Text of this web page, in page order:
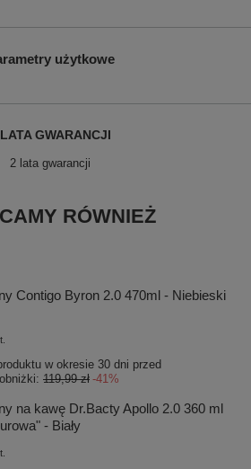
użytkowe
GWARANCJI
2 lata gwarancji
RÓWNIEŻ
Contigo Byron 2.0 470ml - Niebieski
w okresie 30 dni przed
119,99 zł -41%
na kawę Dr.Bacty Apollo 2.0 360 ml
- Biały